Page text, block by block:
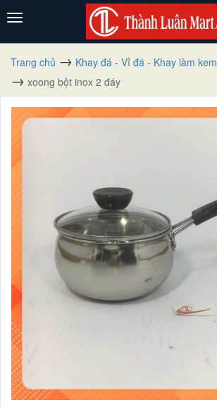
Trang chủ
Khay đá - Vỉ đá - Khay làm kem
xoong bột inox 2 đáy